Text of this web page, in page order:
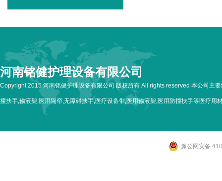
河南铭健护理设备有限公司
Copyright 2015 河南铭健护理设备有限公司 版权所有 All rights reserved 本公司主
撞扶手,输液架,医用隔帘,无障碍扶手,医疗设备带,医用输液架,医用防撞扶手等医疗用
豫公网安备